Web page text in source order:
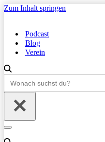
Zum Inhalt springen
Podcast
Blog
Verein
Search
for:
Navigationsmenü